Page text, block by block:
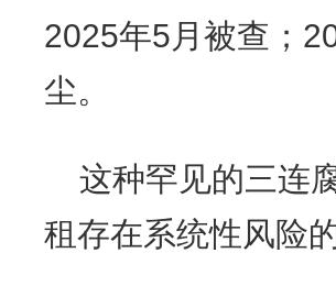
2025年5月被查；
尘。
这种罕见的三连
租存在系统性风险